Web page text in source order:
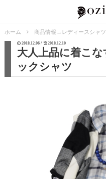
ホーム 商品情報 → レディースシャツ
2018.12.06 / 2018.12.10
大人上品に着こ
ックシャツ